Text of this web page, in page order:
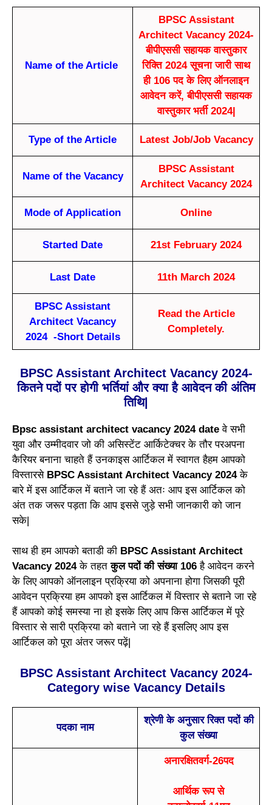
Name of the Article
BPSC Assistant
Architect Vacancy 2024-
बीपीएससी सहायक वास्तुकार
रिक्ति 2024 सूचना जारी साथ
ही 106 पद के लिए ऑनलाइन
आवेदन करें, बीपीएससी सहायक
वास्तुकार भर्ती 2024|
Type of the Article Latest Job/Job Vacancy
Name of the Vacancy
BPSC Assistant
Architect Vacancy 2024
Mode of Application Online
Started Date 21st February 2024
Last Date 11th March 2024
BPSC Assistant
Architect Vacancy
2024 -Short Details
Read the Article
Completely.
BPSC Assistant Architect Vacancy 2024-
कितने पदों पर होगी भर्तियां और क्या है आवेदन की अंतिम
तिथि|
Bpsc assistant architect vacancy 2024 date वे सभी
युवा और उम्मीदवार जो की असिस्टेंट आर्किटेक्चर के तौर परअपना
कैरियर बनाना चाहते हैं उनकाइस आर्टिकल में स्वागत हैहम आपको
विस्तारसे BPSC Assistant Architect Vacancy 2024के
बारे में इस आर्टिकल में बताने जा रहे हैं अतः आप इस आर्टिकल को
अंत तक जरूर पड़ता कि आप इससे जुड़े सभी जानकारी को जान
सके|
साथ ही हम आपको बताडी की BPSC Assistant Architect
Vacancy 2024के तहतकुल पदों की संख्या 106 है आवेदन करने
के लिए आपको ऑनलाइन प्रक्रिया को अपनाना होगा जिसकी पूरी
आवेदन प्रक्रिया हम आपको इस आर्टिकल में विस्तार से बताने जा रहे
हैं आपको कोई समस्या ना हो इसके लिए आप किस आर्टिकल में पूरे
विस्तार से सारी प्रक्रिया को बताने जा रहे हैं इसलिए आप इस
आर्टिकल को पूरा अंतर जरूर पढ़ें|
BPSC Assistant Architect Vacancy 2024-
Category wise Vacancy Details
पदका नाम
श्रेणी के अनुसार रिक्त पदों की
कुल संख्या
अनारक्षितवर्ग-26पद
आर्थिक रूप से